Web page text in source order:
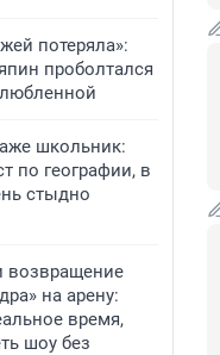
потеряла»:
проболтался
школьник:
по географии, в
стыдно
возвращение
на арену:
время,
шоу без